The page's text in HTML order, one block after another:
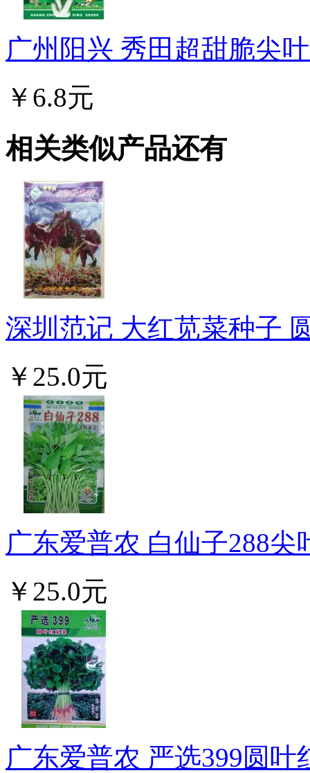
广州阳兴 秀田超甜脆尖
￥6.8元
相关类似产品还有
深圳范记 大红苋菜种子
￥25.0元
广东爱普农 白仙子288
￥25.0元
广东爱普农 严选399圆